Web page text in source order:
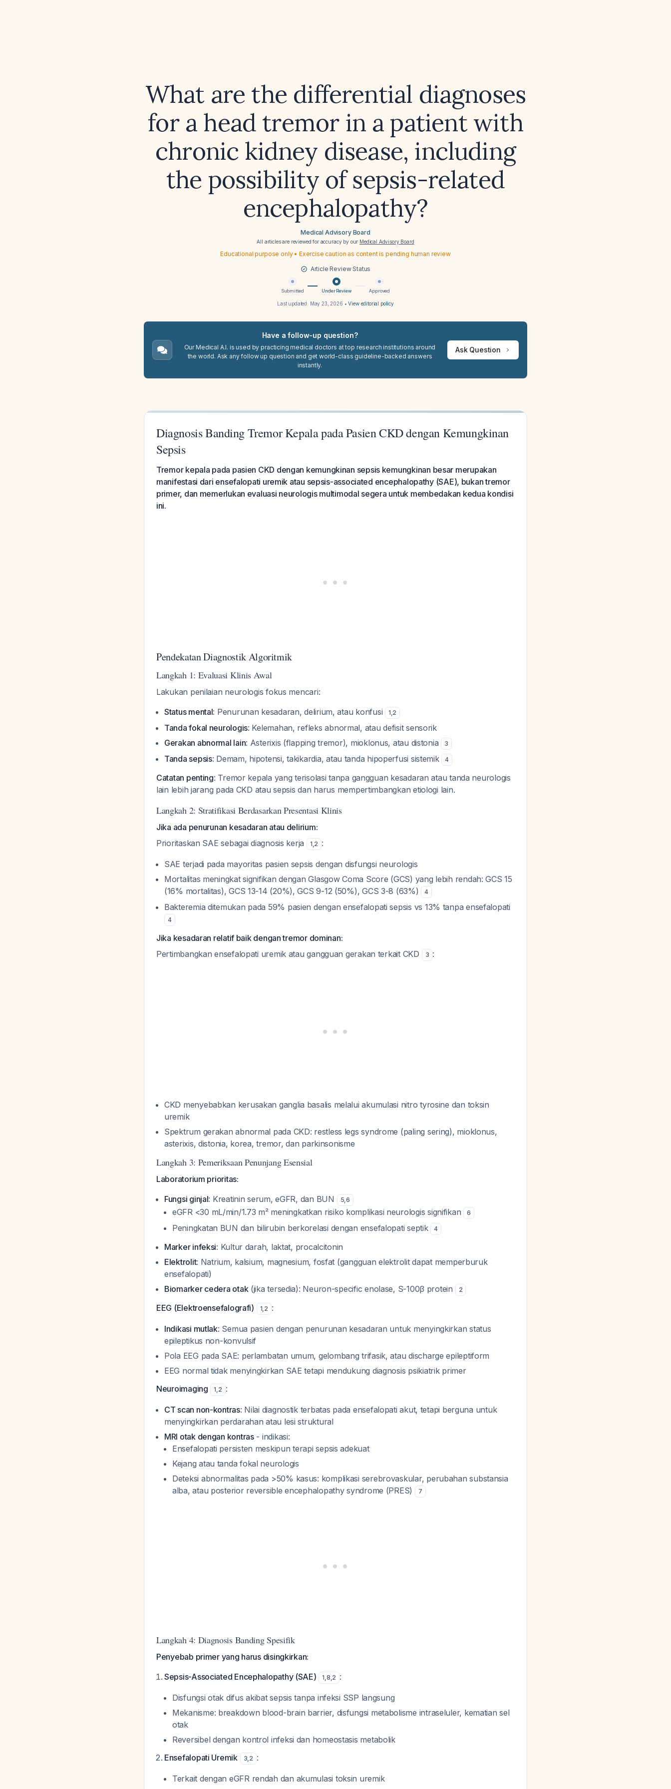
What are the differential diagnoses
for a head tremor in a patient with
chronic kidney disease, including
the possibility of sepsis-related
encephalopathy?
Medical Advisory Board
All articles are reviewed for accuracy by our Medical Advisory Board
Educational purpose only • Exercise caution as content is pending human review
Article Review Status
Submitted Under Review Approved
Last updated: May 23, 2026 •View editorial policy
Have a follow-up question?
Our Medical A.I. is used by practicing medical doctors at top research institutions around
the world. Ask any follow up question and get world-class guideline-backed answers
instantly.
Ask Question
Diagnosis Banding Tremor Kepala pada Pasien CKD dengan Kemungkinan
Sepsis
Tremor kepala pada pasien CKD dengan kemungkinan sepsis kemungkinan besar merupakan
manifestasi dari ensefalopati uremik atau sepsis-associated encephalopathy (SAE), bukan tremor
primer, dan memerlukan evaluasi neurologis multimodal segera untuk membedakan kedua kondisi
ini.
Pendekatan Diagnostik Algoritmik
Langkah 1: Evaluasi Klinis Awal
Lakukan penilaian neurologis fokus mencari:
Status mental: Penurunan kesadaran, delirium, atau konfusi 1,2
Tanda fokal neurologis: Kelemahan, refleks abnormal, atau defisit sensorik
Gerakan abnormal lain: Asterixis (flapping tremor), mioklonus, atau distonia 3
Tanda sepsis: Demam, hipotensi, takikardia, atau tanda hipoperfusi sistemik 4
Catatan penting: Tremor kepala yang terisolasi tanpa gangguan kesadaran atau tanda neurologis
lain lebih jarang pada CKD atau sepsis dan harus mempertimbangkan etiologi lain.
Langkah 2: Stratifikasi Berdasarkan Presentasi Klinis
Jika ada penurunan kesadaran atau delirium:
Prioritaskan SAE sebagai diagnosis kerja
1,2 :
SAE terjadi pada mayoritas pasien sepsis dengan disfungsi neurologis
Mortalitas meningkat signifikan dengan Glasgow Coma Score (GCS) yang lebih rendah: GCS 15
(16% mortalitas), GCS 13-14 (20%), GCS 9-12 (50%), GCS 3-8 (63%)
4
Bakteremia ditemukan pada 59% pasien dengan ensefalopati sepsis vs 13% tanpa ensefalopati
4
Jika kesadaran relatif baik dengan tremor dominan:
Pertimbangkan ensefalopati uremik atau gangguan gerakan terkait CKD
3 :
CKD menyebabkan kerusakan ganglia basalis melalui akumulasi nitro tyrosine dan toksin
uremik
Spektrum gerakan abnormal pada CKD: restless legs syndrome (paling sering), mioklonus,
asterixis, distonia, korea, tremor, dan parkinsonisme
Langkah 3: Pemeriksaan Penunjang Esensial
Laboratorium prioritas:
Fungsi ginjal: Kreatinin serum, eGFR, dan BUN 5,6
eGFR <30 mL/min/1.73 m² meningkatkan risiko komplikasi neurologis signifikan 6
Peningkatan BUN dan bilirubin berkorelasi dengan ensefalopati septik 4
Marker infeksi: Kultur darah, laktat, procalcitonin
Elektrolit: Natrium, kalsium, magnesium, fosfat (gangguan elektrolit dapat memperburuk
ensefalopati)
Biomarker cedera otak(jika tersedia): Neuron-specific enolase, S-100β protein 2
EEG (Elektroensefalografi) 1,2 :
Indikasi mutlak: Semua pasien dengan penurunan kesadaran untuk menyingkirkan status
epileptikus non-konvulsif
Pola EEG pada SAE: perlambatan umum, gelombang trifasik, atau discharge epileptiform
EEG normal tidak menyingkirkan SAE tetapi mendukung diagnosis psikiatrik primer
Neuroimaging
1,2 :
CT scan non-kontras: Nilai diagnostik terbatas pada ensefalopati akut, tetapi berguna untuk
menyingkirkan perdarahan atau lesi struktural
MRI otak dengan kontras- indikasi:
Ensefalopati persisten meskipun terapi sepsis adekuat
Kejang atau tanda fokal neurologis
Deteksi abnormalitas pada >50% kasus: komplikasi serebrovaskular, perubahan substansia
alba, atau posterior reversible encephalopathy syndrome (PRES)
7
Langkah 4: Diagnosis Banding Spesifik
Penyebab primer yang harus disingkirkan:
Sepsis-Associated Encephalopathy (SAE)
1,8,2 :
Disfungsi otak difus akibat sepsis tanpa infeksi SSP langsung
Mekanisme: breakdown blood-brain barrier, disfungsi metabolisme intraseluler, kematian sel
otak
Reversibel dengan kontrol infeksi dan homeostasis metabolik
Ensefalopati Uremik
3,2 :
Terkait dengan eGFR rendah dan akumulasi toksin uremik